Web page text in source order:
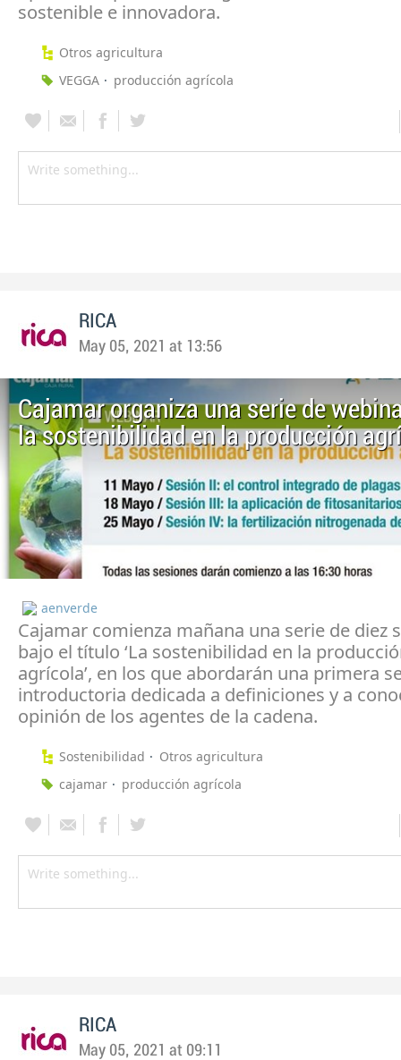
sostenible e innovadora.
Otros agricultura
VEGGA
producción agrícola
RICA
May 05, 2021 at 13:56
Cajamar organiza una serie de
la sostenibilidad en la producción
aenverde
Cajamar comienza mañana una serie de diez
bajo el título ‘La sostenibilidad en la
agrícola’, en los que abordarán una primera
introductoria dedicada a definiciones y a
opinión de los agentes de la cadena.
Sostenibilidad
Otros agricultura
cajamar
producción agrícola
RICA
May 05, 2021 at 09:11